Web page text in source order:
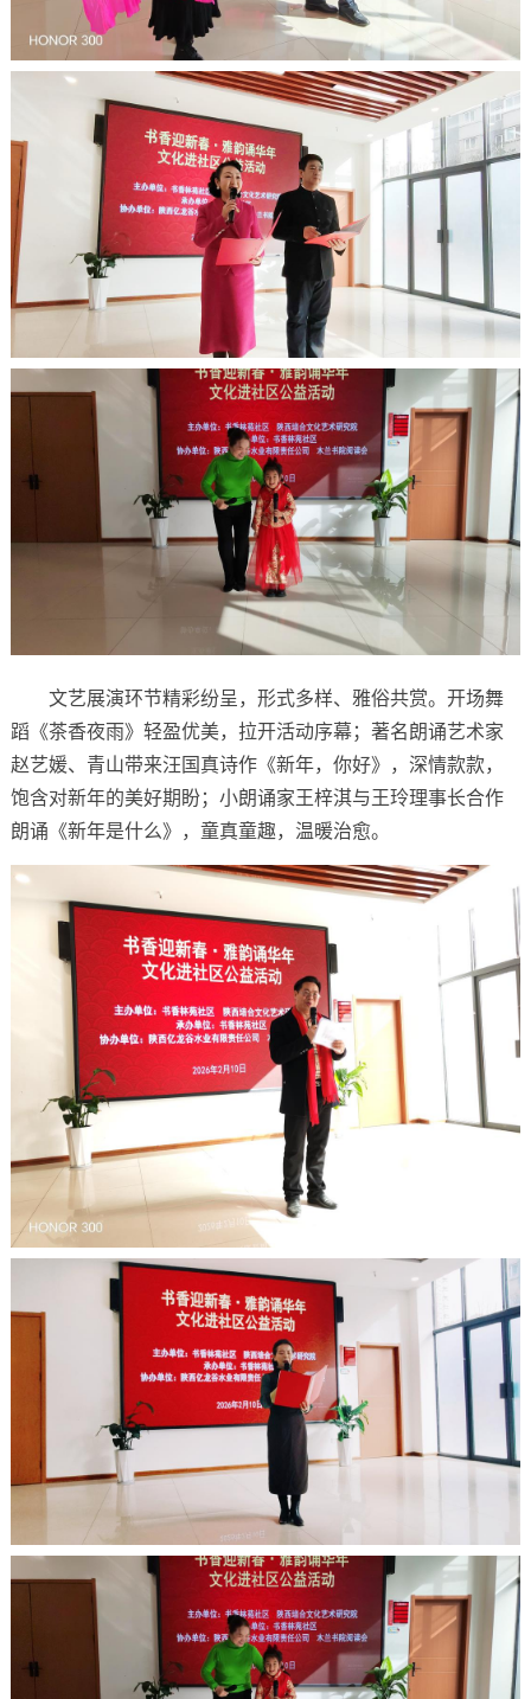
文艺展演环节精彩纷呈，形式多样、雅俗共赏。开场舞
蹈《茶香夜雨》轻盈优美，拉开活动序幕；著名朗诵艺术家
赵艺媛、青山带来汪国真诗作《新年，你好》，深情款款，
饱含对新年的美好期盼；小朗诵家王梓淇与王玲理事长合作
朗诵《新年是什么》，童真童趣，温暖治愈。